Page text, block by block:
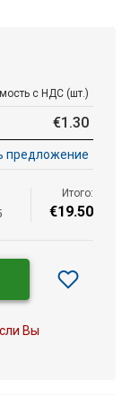
с НДС (шт.)
€1 .30
предложение
Итого:
€19.50
Вы